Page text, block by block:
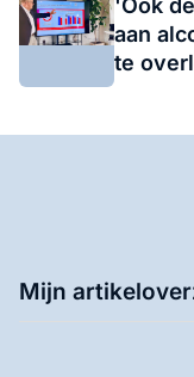
'Ook
aan
te
Mijn